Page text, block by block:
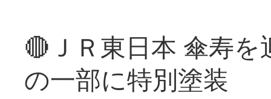
🔴ＪＲ東日本 傘寿
の一部に特別塗装